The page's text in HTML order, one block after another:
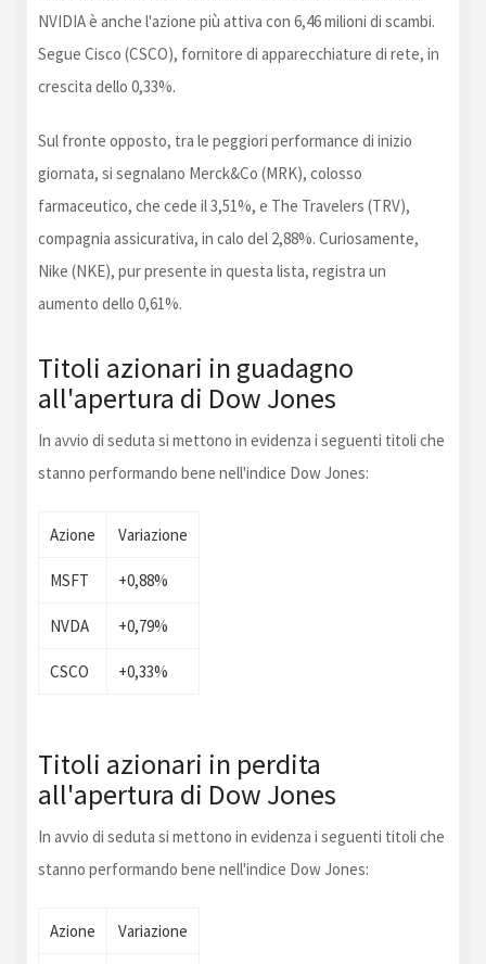
NVIDIA è anche l'azione più attiva con 6,46 milioni di scambi.
Segue Cisco (CSCO), fornitore di apparecchiature di rete, in
crescita dello 0,33%.
Sul fronte opposto, tra le peggiori performance di inizio
giornata, si segnalano Merck&Co (MRK), colosso
farmaceutico, che cede il 3,51%, e The Travelers (TRV),
compagnia assicurativa, in calo del 2,88%. Curiosamente,
Nike (NKE), pur presente in questa lista, registra un
aumento dello 0,61%.
Titoli azionari in guadagno
all'apertura di Dow Jones
In avvio di seduta si mettono in evidenza i seguenti titoli che
stanno performando bene nell'indice Dow Jones:
Azione Variazione
MSFT +0,88%
NVDA +0,79%
CSCO +0,33%
Titoli azionari in perdita
all'apertura di Dow Jones
In avvio di seduta si mettono in evidenza i seguenti titoli che
stanno performando bene nell'indice Dow Jones:
Azione Variazione